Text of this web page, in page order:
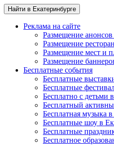
Найти в Екатеринбурге
Реклама на сайте
Размещение
Размещение
Размещение мест и
Размещение
Бесплатные события
Бесплатные
Бесплатные
Бесплатно с детьми
Бесплатный
Бесплатная музыка
Бесплатные шоу в
Бесплатные
Бесплатное